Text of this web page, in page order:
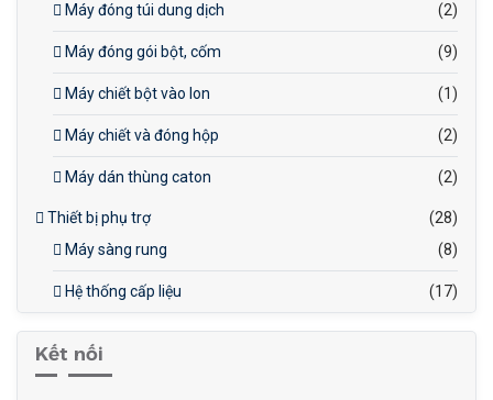
Máy đóng túi dung dịch (2)
Máy đóng gói bột, cốm (9)
Máy chiết bột vào lon (1)
Máy chiết và đóng hộp (2)
Máy dán thùng caton (2)
Thiết bị phụ trợ
(28)
Máy sàng rung
(8)
Hệ thống cấp liệu (17)
Kết nối